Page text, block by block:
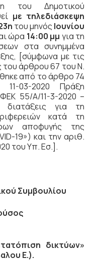
του Δημοτικού
με τηλεδιάσκεψη
του μηνός Ιουνίου
ώρα 14:00 μμ για τη
στα συνημμένα
[σύμφωνα με τις
του άρθρου 67 του Ν.
από το άρθρο 74
03-2020 Πράξη
55/Α/11-3-2020 –
διατάξεις για τη
κατά τη
αποφυγής της
19») και την αριθ.
του Υπ. Εσ.].
Συμβουλίου
δικτύων»
Ε.).